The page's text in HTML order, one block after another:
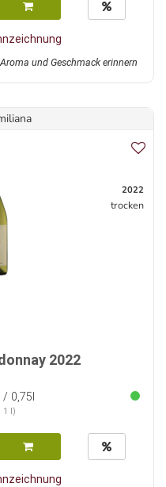
und Geschmack erinnern
2022
trocken
2022
/ 0,75l
1 l)